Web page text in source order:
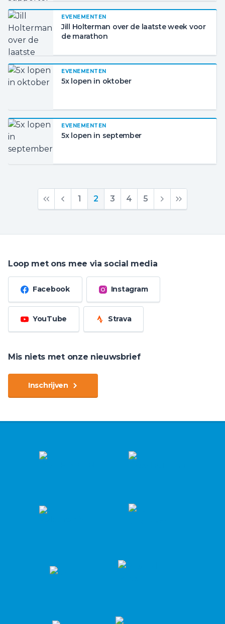
EVENEMENTEN
Jill Holterman over de laatste week voor
de marathon
EVENEMENTEN
5x lopen in oktober
EVENEMENTEN
5x lopen in september
1 2 3 4 5
Loop met ons mee via social media
Facebook Instagram
YouTube Strava
Mis niets met onze nieuwsbrief
Inschrijven